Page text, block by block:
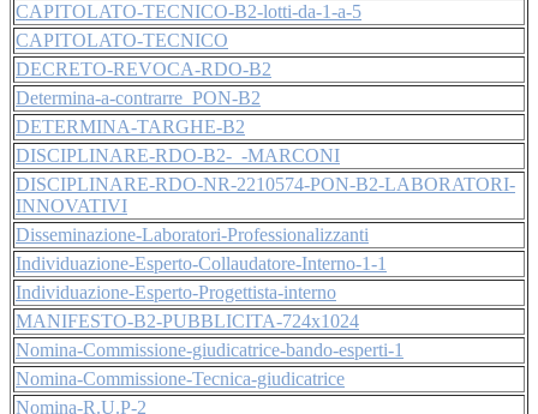
CAPITOLATO-TECNICO-B2-lotti-da-1-a-5
CAPITOLATO-TECNICO
DECRETO-REVOCA-RDO-B2
Determina-a-contrarre_PON-B2
DETERMINA-TARGHE-B2
DISCIPLINARE-RDO-B2-_-MARCONI
DISCIPLINARE-RDO-NR-2210574-PON-B2-LABORATORI-
INNOVATIVI
Disseminazione-Laboratori-Professionalizzanti
Individuazione-Esperto-Collaudatore-Interno-1-1
Individuazione-Esperto-Progettista-interno
MANIFESTO-B2-PUBBLICITA-724x1024
Nomina-Commissione-giudicatrice-bando-esperti-1
Nomina-Commissione-Tecnica-giudicatrice
Nomina-R.U.P-2